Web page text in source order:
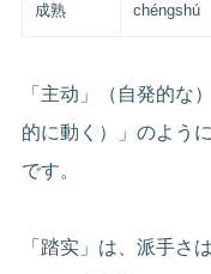
成熟 chéngshú
「主动」（自発的な
的に動く）」のよう
です。
「踏实」は、派手さ